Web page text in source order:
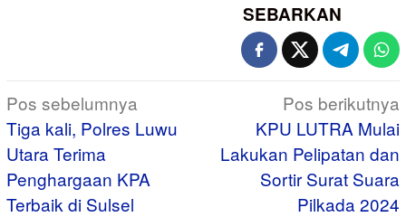
SEBARKAN
Navigasi
pos
Pos sebelumnya
Tiga kali, Polres Luwu
Utara Terima
Penghargaan KPA
Terbaik di Sulsel
Pos berikutnya
KPU LUTRA Mulai
Lakukan Pelipatan dan
Sortir Surat Suara
Pilkada 2024